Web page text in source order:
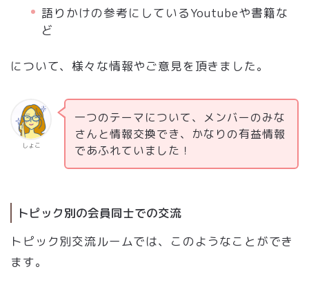
語りかけの参考にしているYoutubeや書籍な
ど
について、様々な情報やご意見を頂きました。
しょこ
一つのテーマについて、メンバーのみな
さんと情報交換でき、かなりの有益情報
であふれていました！
トピック別の会員同士での交流
トピック別交流ルームでは、このようなことができ
ます。